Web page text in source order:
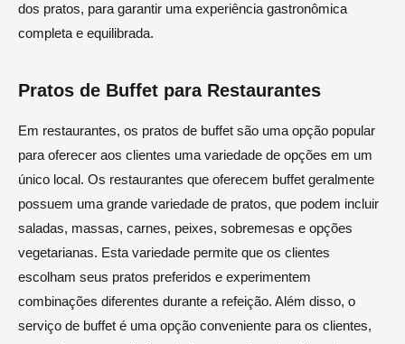
dos pratos, para garantir uma experiência gastronômica
completa e equilibrada.
Pratos de Buffet para Restaurantes
Em restaurantes, os pratos de buffet são uma opção popular
para oferecer aos clientes uma variedade de opções em um
único local. Os restaurantes que oferecem buffet geralmente
possuem uma grande variedade de pratos, que podem incluir
saladas, massas, carnes, peixes, sobremesas e opções
vegetarianas. Esta variedade permite que os clientes
escolham seus pratos preferidos e experimentem
combinações diferentes durante a refeição. Além disso, o
serviço de buffet é uma opção conveniente para os clientes,